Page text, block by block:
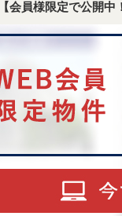
【会員様限定で公開中